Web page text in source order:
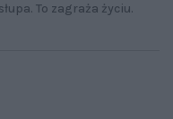
To zagraża życiu.